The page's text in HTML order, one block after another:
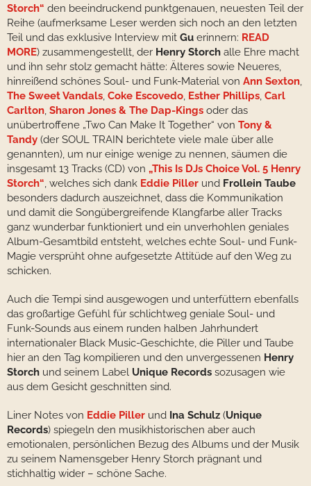
Storch“ den beeindruckend punktgenauen, neuesten Teil der
Reihe (aufmerksame Leser werden sich noch an den letzten
Teil und das exklusive Interview mit Gu erinnern: READ
MORE) zusammengestellt, der Henry Storch alle Ehre macht
und ihn sehr stolz gemacht hätte: Älteres sowie Neueres,
hinreißend schönes Soul- und Funk-Material von Ann Sexton,
The Sweet Vandals, Coke Escovedo, Esther Phillips, Carl
Carlton, Sharon Jones & The Dap-Kings oder das
unübertroffene „Two Can Make It Together“ von Tony &
Tandy (der SOUL TRAIN berichtete viele male über alle
genannten), um nur einige wenige zu nennen, säumen die
insgesamt 13 Tracks (CD) von „This Is DJs Choice Vol. 5 Henry
Storch“, welches sich dank Eddie Piller und Frollein Taube
besonders dadurch auszeichnet, dass die Kommunikation
und damit die Songübergreifende Klangfarbe aller Tracks
ganz wunderbar funktioniert und ein unverhohlen geniales
Album-Gesamtbild entsteht, welches echte Soul- und Funk-
Magie versprüht ohne aufgesetzte Attitüde auf den Weg zu
schicken.
Auch die Tempi sind ausgewogen und unterfüttern ebenfalls
das großartige Gefühl für schlichtweg geniale Soul- und
Funk-Sounds aus einem runden halben Jahrhundert
internationaler Black Music-Geschichte, die Piller und Taube
hier an den Tag kompilieren und den unvergessenen Henry
Storch und seinem Label Unique Records sozusagen wie
aus dem Gesicht geschnitten sind.
Liner Notes von Eddie Piller und Ina Schulz (Unique
Records) spiegeln den musikhistorischen aber auch
emotionalen, persönlichen Bezug des Albums und der Musik
zu seinem Namensgeber Henry Storch prägnant und
stichhaltig wider – schöne Sache.